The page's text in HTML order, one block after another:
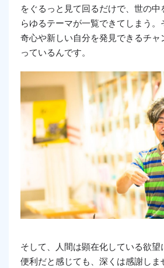
をぐるっと見て回るだけで、世の
らゆるテーマが一覧できてしまう
奇心や新しい自分を発見できるチ
っているんです。
そして、人間は顕在化している欲
便利だと感じても、深くは感謝しま